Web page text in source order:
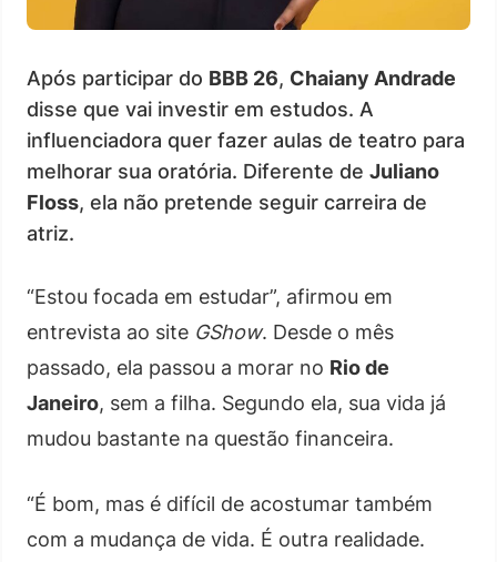
Após participar do BBB 26, Chaiany Andrade
disse que vai investir em estudos. A
influenciadora quer fazer aulas de teatro para
melhorar sua oratória. Diferente de Juliano
Floss, ela não pretende seguir carreira de
atriz.
“Estou focada em estudar”, afirmou em
entrevista ao site GShow. Desde o mês
passado, ela passou a morar no Rio de
Janeiro, sem a filha. Segundo ela, sua vida já
mudou bastante na questão financeira.
“É bom, mas é difícil de acostumar também
com a mudança de vida. É outra realidade.